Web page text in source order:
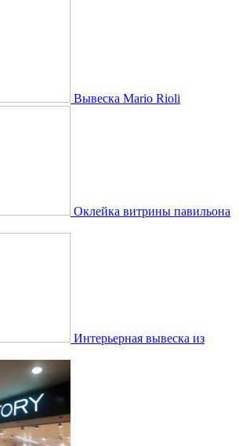
Вывеска Mario Rioli
Оклейка витрины павильона
Интерьерная вывеска из